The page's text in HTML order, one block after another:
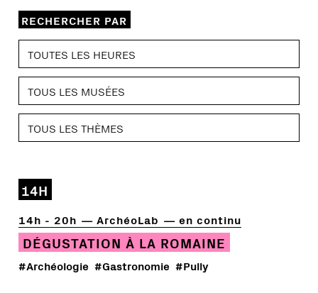
RECHERCHER PAR
14H
14h - 20h ArchéoLab en continu
DÉGUSTATION À LA ROMAINE
#Archéologie #Gastronomie #Pully